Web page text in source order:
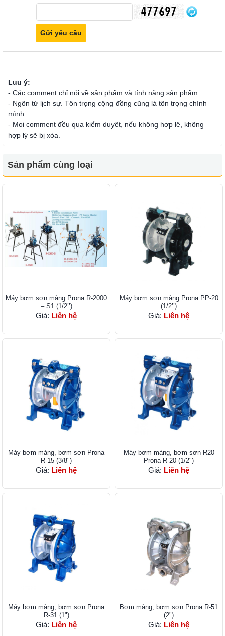
Luu ý:
- Các comment chỉ nói về sản phẩm và tính năng sản phẩm.
- Ngôn từ lịch sự. Tôn trọng cộng đồng cũng là tôn trọng chính
mình.
- Mọi comment đều qua kiểm duyệt, nếu không hợp lệ, không
hợp lý sẽ bị xóa.
Sản phẩm cùng loại
Máy bơm sơn màng Prona R-2000
– S1 (1/2’’)
Giá: Liên hệ
Máy bơm sơn màng Prona PP-20
(1/2’’)
Giá: Liên hệ
Máy bơm màng, bơm sơn Prona
R-15 (3/8")
Giá: Liên hệ
Máy bơm màng, bơm sơn R20
Prona R-​20 (1/2")
Giá: Liên hệ
Máy bơm màng, bơm sơn Prona
R-31 (1")
Giá: Liên hệ
Bơm màng, bơm sơn ​Prona R-51
(2")
Giá: Liên hệ